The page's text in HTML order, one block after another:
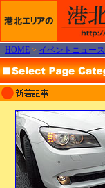
HOME > イベントニュース